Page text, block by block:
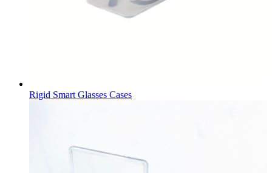
Rigid Smart Glasses Cases